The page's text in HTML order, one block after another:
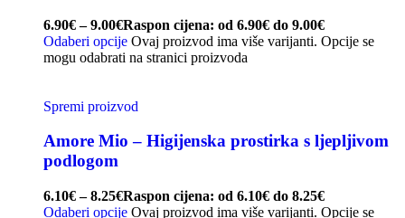
6.90€ – 9.00€Raspon cijena: od 6.90€ do 9.00€
Odaberi opcije Ovaj proizvod ima više varijanti. Opcije se
mogu odabrati na stranici proizvoda
Spremi proizvod
Amore Mio – Higijenska prostirka s ljepljivom
podlogom
6.10€ – 8.25€Raspon cijena: od 6.10€ do 8.25€
Odaberi opcije Ovaj proizvod ima više varijanti. Opcije se